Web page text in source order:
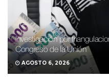
Investigación por
Congreso de la Unión
AGOSTO 6, 2026